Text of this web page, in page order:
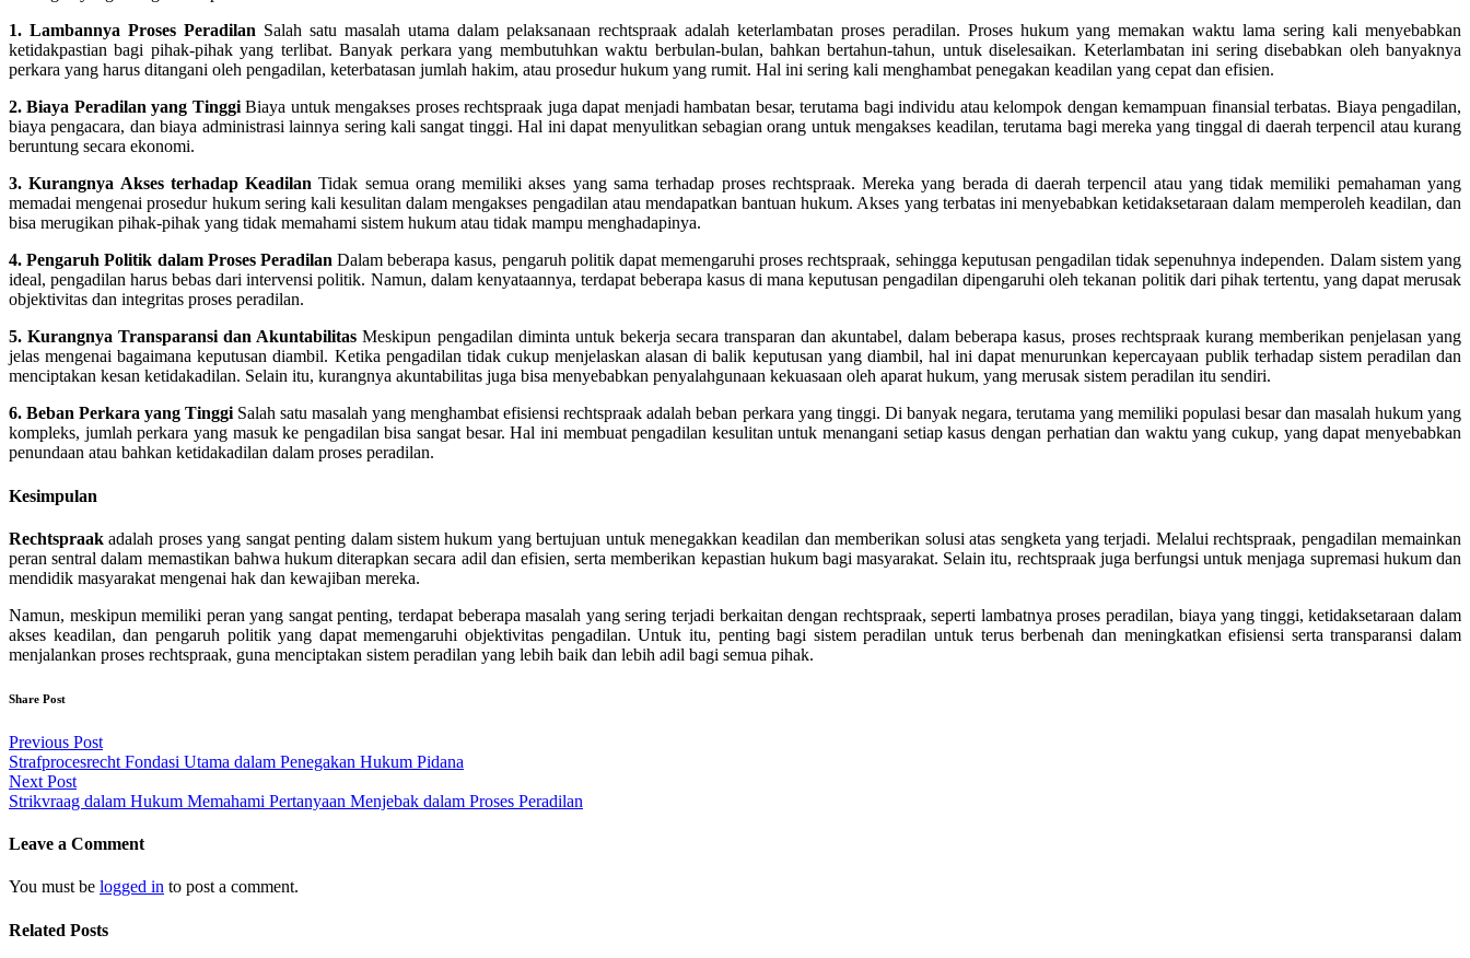
1. Lambannya Proses Peradilan Salah satu masalah utama dalam pelaksanaan rechtspraak adalah keterlambatan proses peradilan. Proses hukum yang memakan waktu lama sering kali menyebabkan
ketidakpastian bagi pihak-pihak yang terlibat. Banyak perkara yang membutuhkan waktu berbulan-bulan, bahkan bertahun-tahun, untuk diselesaikan. Keterlambatan ini sering disebabkan oleh banyaknya
perkara yang harus ditangani oleh pengadilan, keterbatasan jumlah hakim, atau prosedur hukum yang rumit. Hal ini sering kali menghambat penegakan keadilan yang cepat dan efisien.
2. Biaya Peradilan yang TinggiBiaya untuk mengakses proses rechtspraak juga dapat menjadi hambatan besar, terutama bagi individu atau kelompok dengan kemampuan finansial terbatas. Biaya pengadilan,
biaya pengacara, dan biaya administrasi lainnya sering kali sangat tinggi. Hal ini dapat menyulitkan sebagian orang untuk mengakses keadilan, terutama bagi mereka yang tinggal di daerah terpencil atau kurang
beruntung secara ekonomi.
3. Kurangnya Akses terhadap Keadilan Tidak semua orang memiliki akses yang sama terhadap proses rechtspraak. Mereka yang berada di daerah terpencil atau yang tidak memiliki pemahaman yang
memadai mengenai prosedur hukum sering kali kesulitan dalam mengakses pengadilan atau mendapatkan bantuan hukum. Akses yang terbatas ini menyebabkan ketidaksetaraan dalam memperoleh keadilan, dan
bisa merugikan pihak-pihak yang tidak memahami sistem hukum atau tidak mampu menghadapinya.
4. Pengaruh Politik dalam Proses PeradilanDalam beberapa kasus, pengaruh politik dapat memengaruhi proses rechtspraak, sehingga keputusan pengadilan tidak sepenuhnya independen. Dalam sistem yang
ideal, pengadilan harus bebas dari intervensi politik. Namun, dalam kenyataannya, terdapat beberapa kasus di mana keputusan pengadilan dipengaruhi oleh tekanan politik dari pihak tertentu, yang dapat merusak
objektivitas dan integritas proses peradilan.
5. Kurangnya Transparansi dan Akuntabilitas Meskipun pengadilan diminta untuk bekerja secara transparan dan akuntabel, dalam beberapa kasus, proses rechtspraak kurang memberikan penjelasan yang
jelas mengenai bagaimana keputusan diambil. Ketika pengadilan tidak cukup menjelaskan alasan di balik keputusan yang diambil, hal ini dapat menurunkan kepercayaan publik terhadap sistem peradilan dan
menciptakan kesan ketidakadilan. Selain itu, kurangnya akuntabilitas juga bisa menyebabkan penyalahgunaan kekuasaan oleh aparat hukum, yang merusak sistem peradilan itu sendiri.
6. Beban Perkara yang TinggiSalah satu masalah yang menghambat efisiensi rechtspraak adalah beban perkara yang tinggi. Di banyak negara, terutama yang memiliki populasi besar dan masalah hukum yang
kompleks, jumlah perkara yang masuk ke pengadilan bisa sangat besar. Hal ini membuat pengadilan kesulitan untuk menangani setiap kasus dengan perhatian dan waktu yang cukup, yang dapat menyebabkan
penundaan atau bahkan ketidakadilan dalam proses peradilan.
Kesimpulan
Rechtspraak adalah proses yang sangat penting dalam sistem hukum yang bertujuan untuk menegakkan keadilan dan memberikan solusi atas sengketa yang terjadi. Melalui rechtspraak, pengadilan memainkan
peran sentral dalam memastikan bahwa hukum diterapkan secara adil dan efisien, serta memberikan kepastian hukum bagi masyarakat. Selain itu, rechtspraak juga berfungsi untuk menjaga supremasi hukum dan
mendidik masyarakat mengenai hak dan kewajiban mereka.
Namun, meskipun memiliki peran yang sangat penting, terdapat beberapa masalah yang sering terjadi berkaitan dengan rechtspraak, seperti lambatnya proses peradilan, biaya yang tinggi, ketidaksetaraan dalam
akses keadilan, dan pengaruh politik yang dapat memengaruhi objektivitas pengadilan. Untuk itu, penting bagi sistem peradilan untuk terus berbenah dan meningkatkan efisiensi serta transparansi dalam
menjalankan proses rechtspraak, guna menciptakan sistem peradilan yang lebih baik dan lebih adil bagi semua pihak.
Share Post
Post
navigation
Previous Post
Strafprocesrecht Fondasi Utama dalam Penegakan Hukum Pidana
Next Post
Strikvraag dalam Hukum Memahami Pertanyaan Menjebak dalam Proses Peradilan
Leave a Comment
You must be logged in to post a comment.
Related Posts